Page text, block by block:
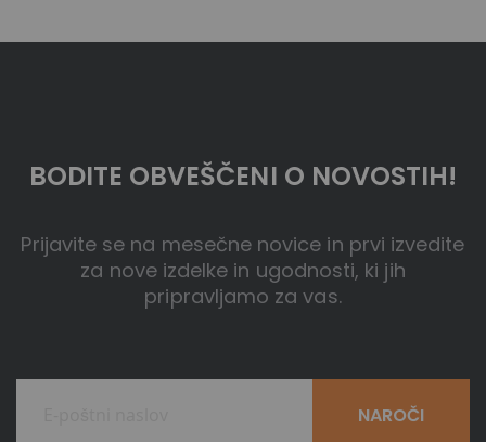
BODITE OBVEŠČENI O NOVOSTIH!
Prijavite se na mesečne novice in prvi izvedite
za nove izdelke in ugodnosti, ki jih
pripravljamo za vas.
NAROČI